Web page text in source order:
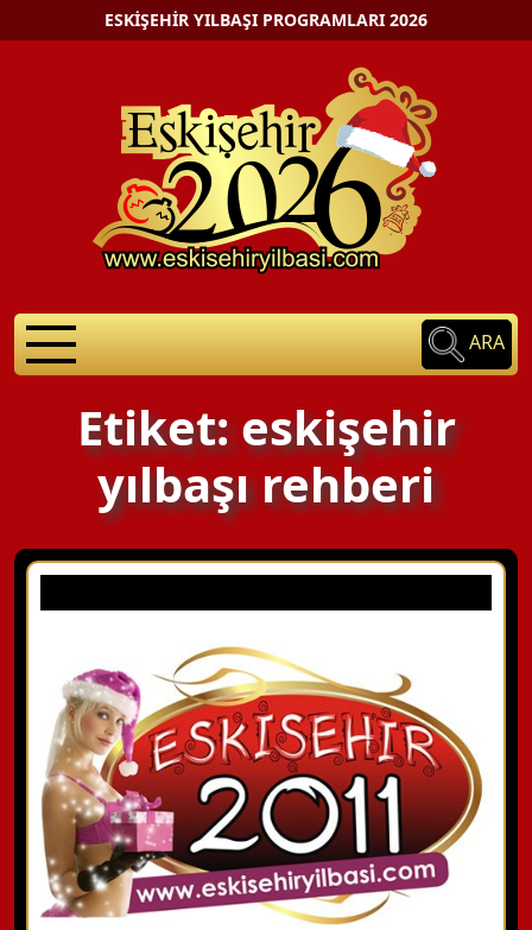
ESKIŞEHIR YILBAŞI PROGRAMLARI 2026
ARA
Etiket: eskişehir
yılbaşı rehberi